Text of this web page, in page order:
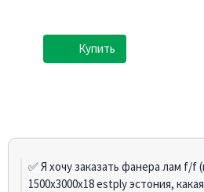
Купить
✅ Я хочу заказать фанера лам f/f
1500х3000х18 estply эстония,